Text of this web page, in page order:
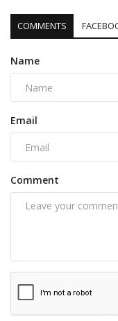
COMMENTS
Name
Email
Comment